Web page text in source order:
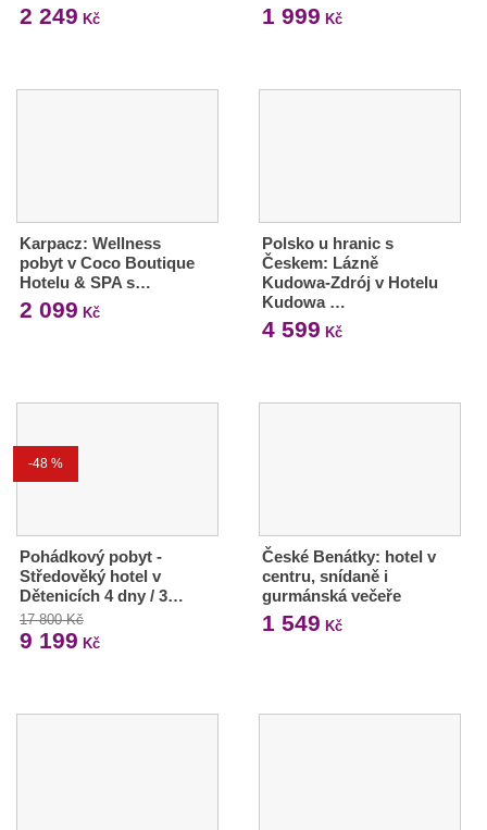
2 249 Kč 1 999 Kč
Karpacz: Wellness
pobyt v Coco Boutique
Hotelu & SPA s…
2 099 Kč
Polsko u hranic s
Českem: Lázně
Kudowa-Zdrój v Hotelu
Kudowa …
4 599 Kč
-48 %
Pohádkový pobyt -
Středověký hotel v
Dětenicích 4 dny / 3…
17 800 Kč
9 199 Kč
České Benátky: hotel v
centru, snídaně i
gurmánská večeře
1 549 Kč